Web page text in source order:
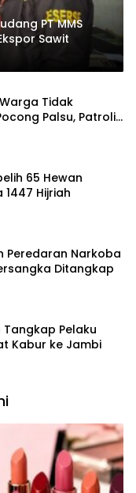
PT MMS
Sawit
Tidak
Palsu, Patroli
65 Hewan
Hijriah
Peredaran Narkoba
Ditangkap
Tangkap Pelaku
Kabur ke Jambi